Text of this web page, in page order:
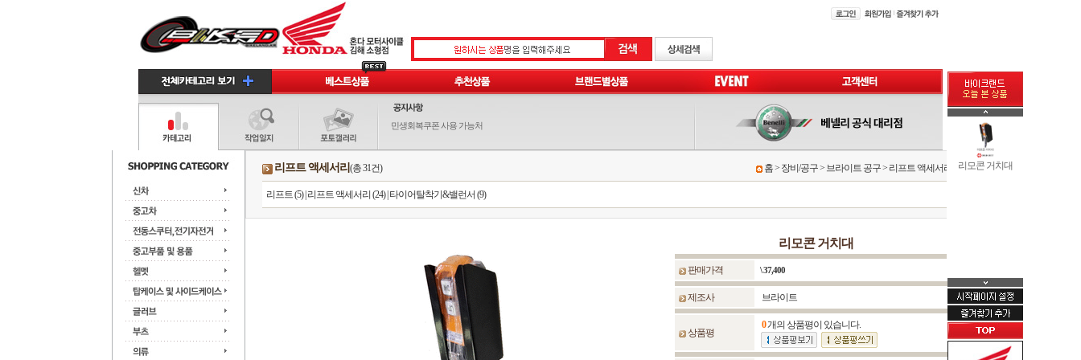
민생회복쿠폰 사용 가능처
리프트 액세서리 (총 31건) 홈> 장비/공구> 브라이트 공구> 리프트 액세서리
리프트 (5)| 리프트 액세서리 (24)| 타이어탈착기&밸런서 (9)
리모콘 거치대
판매가격 \ 37,400
제조사 브라이트
상품평
0개의 상품평이 있습니다.
리모콘 거치대